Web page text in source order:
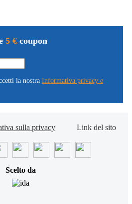
5 € coupon
la nostra Informativa privacy e
sulla privacy Link del sito
Scelto da